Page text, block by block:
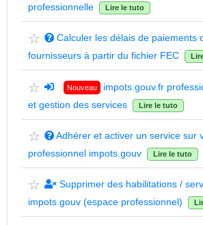
professionnelle
Lire le tuto
☆
Calculer les délais de paiements
fournisseurs à partir du fichier FEC
☆ Nouveau
impots.gouv.fr
et gestion des services
Lire le tuto
☆
Adhérer et activer un service sur
professionnel impots.gouv
Lire le tuto
☆
Supprimer des habilitations /
impots.gouv (espace professionnel)